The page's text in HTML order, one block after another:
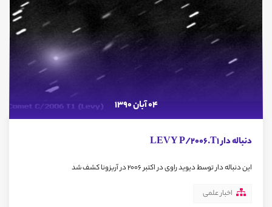
04 آبان 1390
دنباله دار LEVY P/2006.T1
این دنباله دار توسط دیوید راوی در اکتبر 2006 در آریزونا کشف شد
اخبار علمی